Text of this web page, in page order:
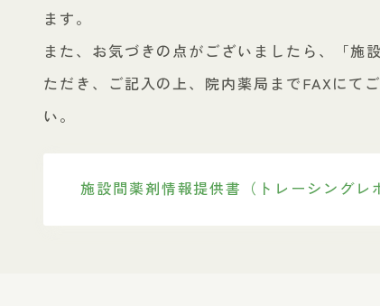
ます。
また、お気づきの点がございましたら、「施
ただき、ご記入の上、院内薬局までFAXにて
い。
施設間薬剤情報提供書（トレーシングレ